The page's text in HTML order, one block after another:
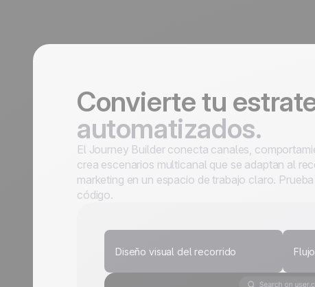
Convierte tu
automatizados.
El Journey Builder conecta canales,
crea escenarios multicanal que se adaptan al
marketing en un espacio de trabajo claro.
código.
Diseño visual del recorrido